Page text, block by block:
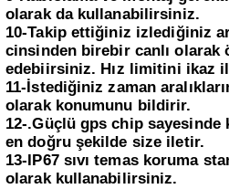
olarak da kullanabilirsiniz.
10-Takip ettiğiniz izlediğiniz
cinsinden birebir canlı olarak
edebiirsiniz. Hız limitini ikaz
11-İstediğiniz zaman
olarak konumunu bildirir.
12-.Güçlü gps chip
en doğru şekilde size iletir.
13-IP67 sıvı temas koruma
olarak kullanabilirsiniz.